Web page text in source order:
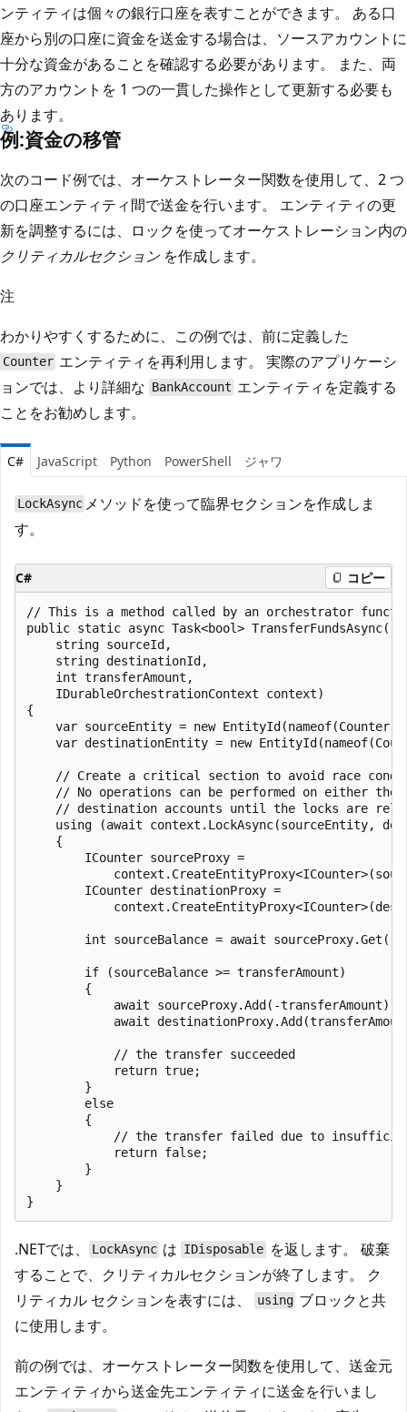
ンティティは個々の銀行口座を表すことができます。 ある口
座から別の口座に資金を送金する場合は、ソースアカウントに
十分な資金があることを確認する必要があります。 また、両
方のアカウントを 1 つの一貫した操作として更新する必要も
あります。
例:資金の移管
次のコード例では、オーケストレーター関数を使用して、2 つ
の口座エンティティ間で送金を行います。 エンティティの更
新を調整するには、ロックを使ってオーケストレーション内の
クリティカルセクションを作成します。
注
わかりやすくするために、この例では、前に定義した
Counter エンティティを再利用します。 実際のアプリケーシ
ョンでは、より詳細な BankAccount エンティティを定義する
ことをお勧めします。
C# JavaScript Python PowerShell ジャワ
LockAsync メソッドを使って臨界セクションを作成しま
す。
C# コピー
// This is a method called by an orchestrator
public static async Task<bool> TransferFundsAsync(
    string sourceId,
    string destinationId,
    int transferAmount,
    IDurableOrchestrationContext context)
{
var sourceEntity = new
var destinationEntity = new
// Create a critical section to avoid race
// No operations can be performed on either the
// destination accounts until the locks are
using (await context.LockAsync(sourceEntity,
    {
        ICounter sourceProxy =
        ICounter destinationProxy =
        int sourceBalance = await sourceProxy.Get();
        if (sourceBalance >= transferAmount)
        {
            await sourceProxy.Add(-transferAmount);
await
            // the transfer succeeded
            return true;
        }
        else
        {
// the transfer failed due to
            return false;
        }
    }
.NETでは、 LockAsync は IDisposable を返します。 破棄
することで、クリティカルセクションが終了します。 ク
リティカル セクションを表すには、
using ブロックと共
に使用します。
前の例では、オーケストレーター関数を使用して、送金元
エンティティから送金先エンティティに送金を行いまし